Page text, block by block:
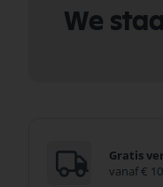
We
Gratis
vanaf €